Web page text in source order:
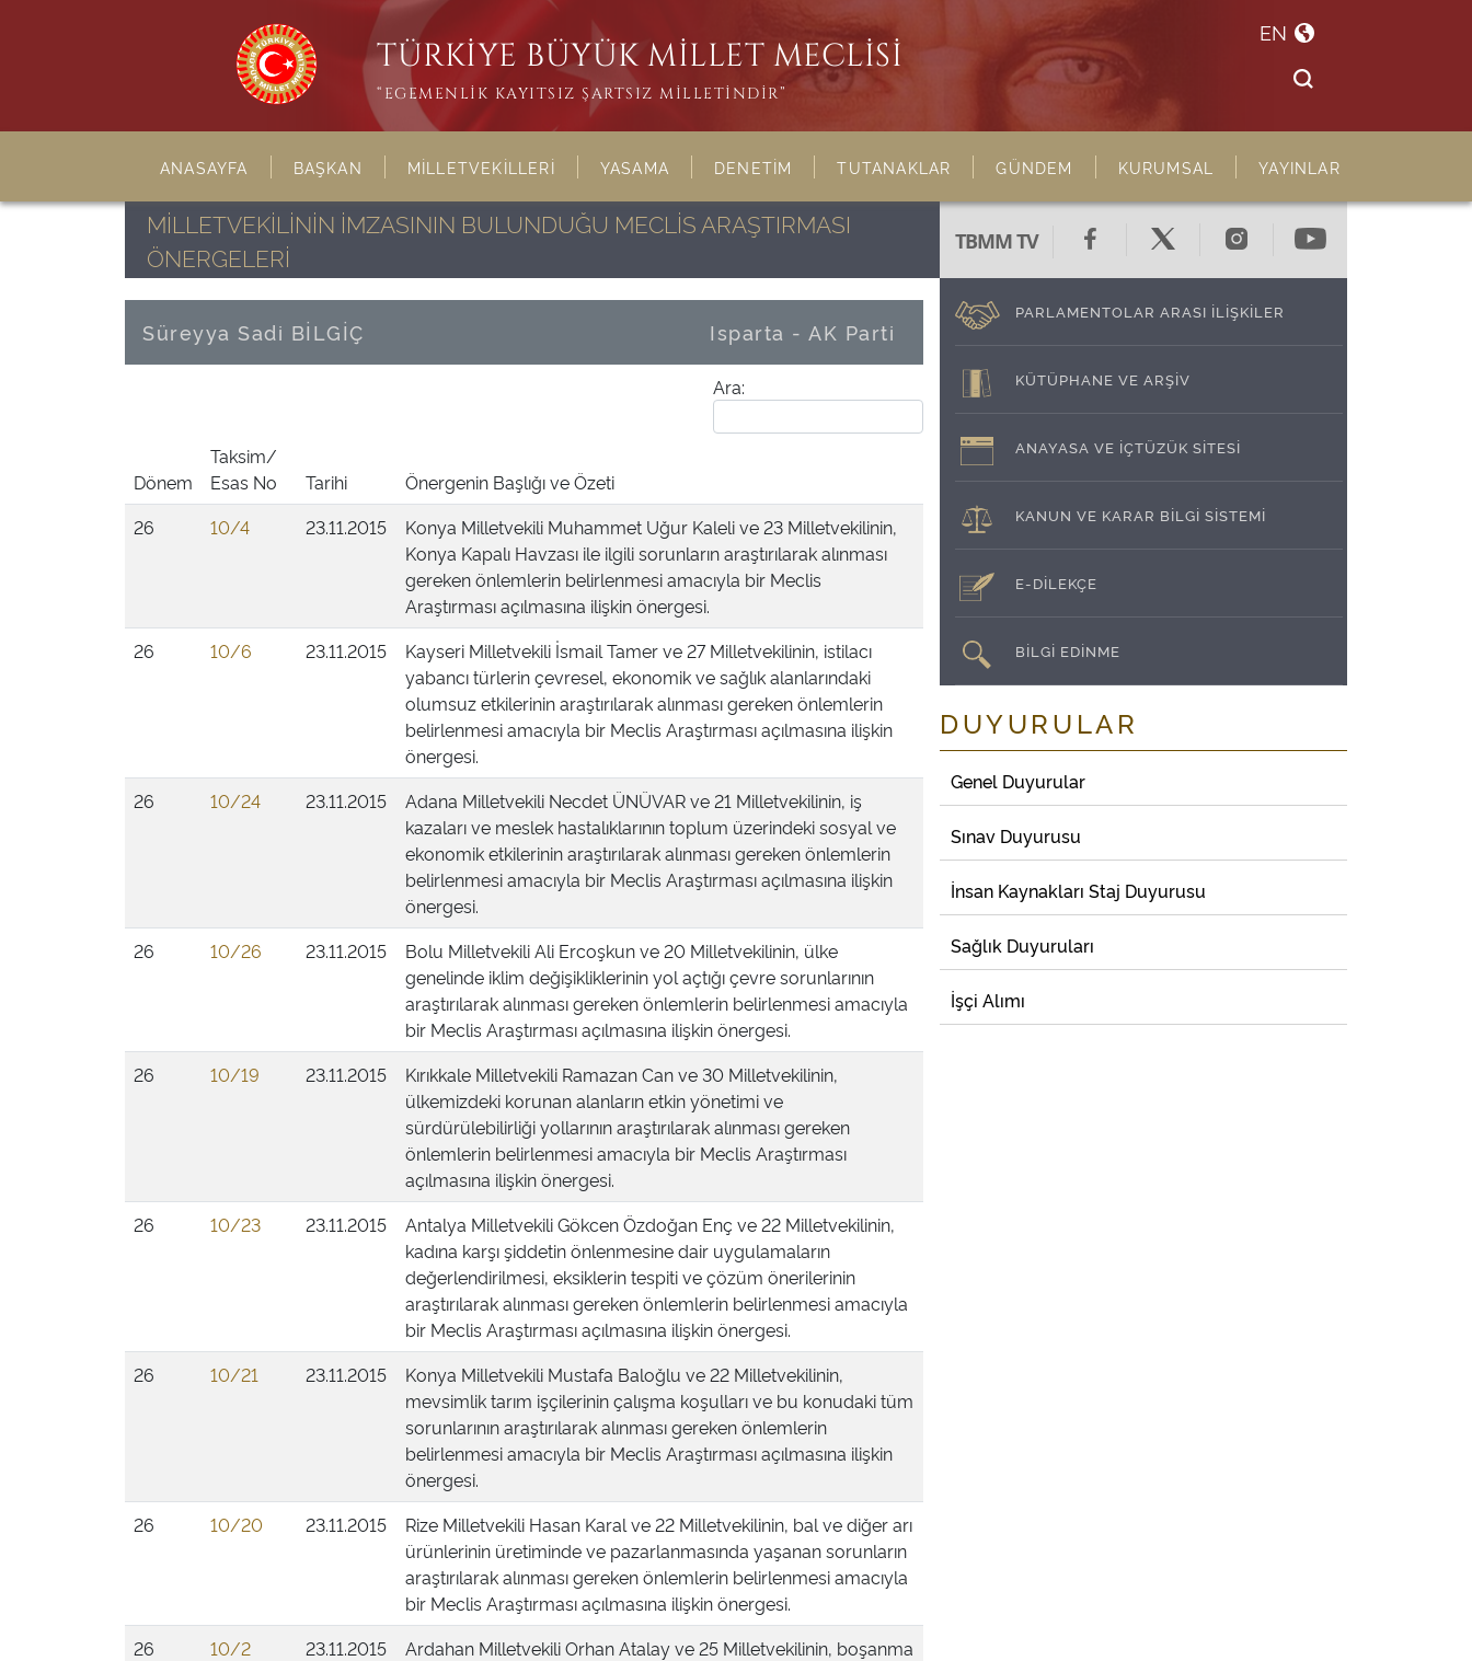
TÜRKİYE BÜYÜK MİLLET MECLİSİ
“EGEMENLİK KAYITSIZ ŞARTSIZ MİLLETİNDİR”
EN
ANASAYFA BAŞKAN MİLLETVEKİLLERİ YASAMA DENETİM TUTANAKLAR GÜNDEM KURUMSAL YAYINLAR
MİLLETVEKİLİNİN İMZASININ BULUNDUĞU MECLİS ARAŞTIRMASI
ÖNERGELERİ
Süreyya Sadi BİLGİÇ Isparta - AK Parti
Ara:
Dönem
Taksim/
Esas No
Tarihi
Önergenin Başlığı ve Özeti
26
10/4 23.11.2015
Konya Milletvekili Muhammet Uğur Kaleli ve 23 Milletvekilinin,
Konya Kapalı Havzası ile ilgili sorunların araştırılarak alınması
gereken önlemlerin belirlenmesi amacıyla bir Meclis
Araştırması açılmasına ilişkin önergesi.
26
10/6 23.11.2015
Kayseri Milletvekili İsmail Tamer ve 27 Milletvekilinin, istilacı
yabancı türlerin çevresel, ekonomik ve sağlık alanlarındaki
olumsuz etkilerinin araştırılarak alınması gereken önlemlerin
belirlenmesi amacıyla bir Meclis Araştırması açılmasına ilişkin
önergesi.
26
10/24 23.11.2015
Adana Milletvekili Necdet ÜNÜVAR ve 21 Milletvekilinin, iş
kazaları ve meslek hastalıklarının toplum üzerindeki sosyal ve
ekonomik etkilerinin araştırılarak alınması gereken önlemlerin
belirlenmesi amacıyla bir Meclis Araştırması açılmasına ilişkin
önergesi.
26
10/26 23.11.2015
Bolu Milletvekili Ali Ercoşkun ve 20 Milletvekilinin, ülke
genelinde iklim değişikliklerinin yol açtığı çevre sorunlarının
araştırılarak alınması gereken önlemlerin belirlenmesi amacıyla
bir Meclis Araştırması açılmasına ilişkin önergesi.
26
10/19 23.11.2015
Kırıkkale Milletvekili Ramazan Can ve 30 Milletvekilinin,
ülkemizdeki korunan alanların etkin yönetimi ve
sürdürülebilirliği yollarının araştırılarak alınması gereken
önlemlerin belirlenmesi amacıyla bir Meclis Araştırması
açılmasına ilişkin önergesi.
26
10/23 23.11.2015
Antalya Milletvekili Gökcen Özdoğan Enç ve 22 Milletvekilinin,
kadına karşı şiddetin önlenmesine dair uygulamaların
değerlendirilmesi, eksiklerin tespiti ve çözüm önerilerinin
araştırılarak alınması gereken önlemlerin belirlenmesi amacıyla
bir Meclis Araştırması açılmasına ilişkin önergesi.
26
10/21 23.11.2015
Konya Milletvekili Mustafa Baloğlu ve 22 Milletvekilinin,
mevsimlik tarım işçilerinin çalışma koşulları ve bu konudaki tüm
sorunlarının araştırılarak alınması gereken önlemlerin
belirlenmesi amacıyla bir Meclis Araştırması açılmasına ilişkin
önergesi.
26
10/20 23.11.2015
Rize Milletvekili Hasan Karal ve 22 Milletvekilinin, bal ve diğer arı
ürünlerinin üretiminde ve pazarlanmasında yaşanan sorunların
araştırılarak alınması gereken önlemlerin belirlenmesi amacıyla
bir Meclis Araştırması açılmasına ilişkin önergesi.
26
10/2 23.11.2015
Ardahan Milletvekili Orhan Atalay ve 25 Milletvekilinin, boşanma
TBMM TV
PARLAMENTOLAR ARASI İLİŞKİLER
KÜTÜPHANE VE ARŞİV
ANAYASA VE İÇTÜZÜK SİTESİ
KANUN VE KARAR BİLGİ SİSTEMİ
E-DİLEKÇE
BİLGİ EDİNME
DUYURULAR
Genel Duyurular
Sınav Duyurusu
İnsan Kaynakları Staj Duyurusu
Sağlık Duyuruları
İşçi Alımı